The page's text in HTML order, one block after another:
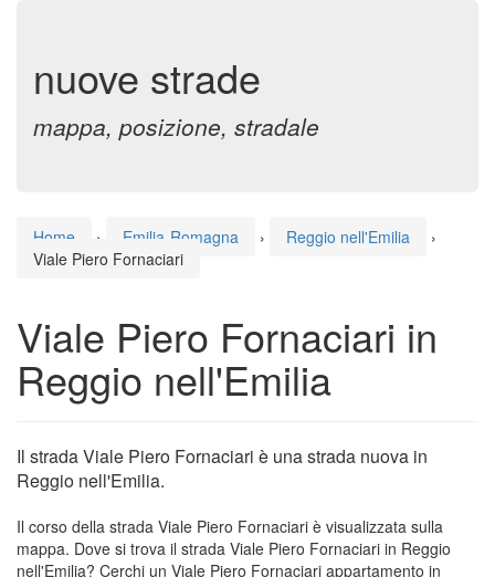
nuove strade
mappa, posizione, stradale
Home › Emilia-Romagna › Reggio nell'Emilia
›
Viale Piero Fornaciari
Viale Piero Fornaciari in
Reggio nell'Emilia
Il strada Viale Piero Fornaciari è una strada nuova in
Reggio nell'Emilia.
Il corso della strada Viale Piero Fornaciari è visualizzata sulla
mappa. Dove si trova il strada Viale Piero Fornaciari in Reggio
nell'Emilia? Cerchi un Viale Piero Fornaciari appartamento in